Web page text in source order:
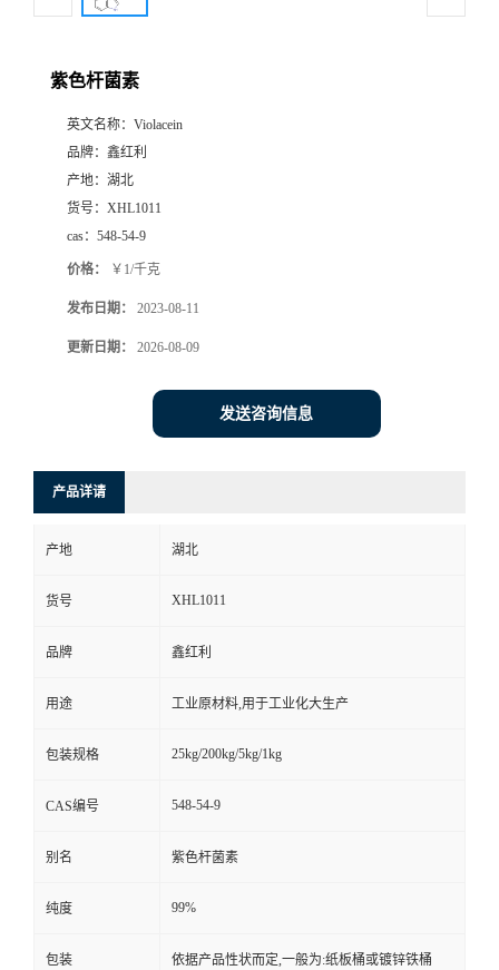
紫色杆菌素
英文名称： Violacein
品牌： 鑫红利
产地： 湖北
货号： XHL1011
cas： 548-54-9
价格： ￥1/千克
发布日期： 2023-08-11
更新日期： 2026-08-09
发送咨询信息
产品详请
产地 湖北
货号 XHL1011
品牌 鑫红利
用途 工业原材料,用于工业化大生产
包装规格 25kg/200kg/5kg/1kg
CAS编号 548-54-9
别名 紫色杆菌素
纯度 99%
包装 依据产品性状而定,一般为:纸板桶或镀锌铁桶